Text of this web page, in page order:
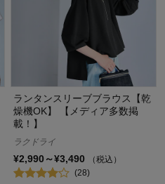
ランタンスリーブブラウス【乾
燥機OK】 【メディア多数掲
載！】
ラクドライ
¥2,990～¥3,490
（税込）
(28)